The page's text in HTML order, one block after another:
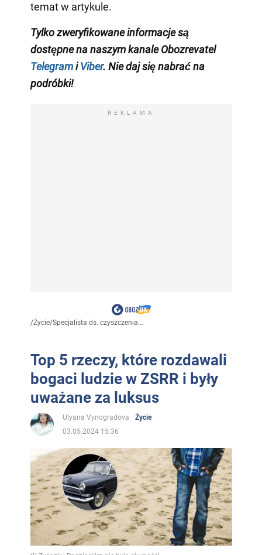
temat w artykule.
Tylko zweryfikowane informacje są
dostępne na naszym kanale Obozrevatel
TelegramiViber. Nie daj się nabrać na
podróbki!
REKLAMA
/Życie/Specjalista ds. czyszczenia...
Top 5 rzeczy, które rozdawali
bogaci ludzie w ZSRR i były
uważane za luksus
Ulyana Vynogradova
Życie
03.05.2024 15:36